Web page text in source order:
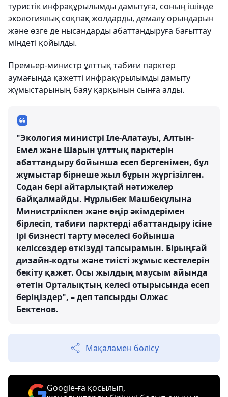
туристік инфрақұрылымды дамытуға, соның ішінде
экологиялық соқпақ жолдарды, демалу орындарын
және өзге де нысандарды абаттандыруға бағыттау
міндеті қойылды.
Премьер-министр ұлттық табиғи парктер
аумағында қажетті инфрақұрылымды дамыту
жұмыстарының баяу қарқынын сынға алды.
"Экология министрі Іле-Алатауы, Алтын-
Емел және Шарын ұлттық парктерін
абаттандыру бойынша есеп бергенімен, бұл
жұмыстар бірнеше жыл бұрын жүргізілген.
Содан бері айтарлықтай нәтижелер
байқалмайды. Нұрлыбек Машбекұлына
Министрлікпен және өңір әкімдерімен
бірлесіп, табиғи парктерді абаттандыру ісіне
ірі бизнесті тарту мәселесі бойынша
келіссөздер өткізуді тапсырамын. Бірыңғай
дизайн-кодты және тиісті жұмыс кестелерін
бекіту қажет. Осы жылдың маусым айында
өтетін Орталықтың келесі отырысында есеп
беріңіздер", – деп тапсырды Олжас
Бектенов.
Мақаламен бөлісу
Google-ға қосылып,